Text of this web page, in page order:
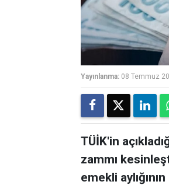
Yayınlanma: 08 Temmuz
TÜİK'in
zammı
emekli